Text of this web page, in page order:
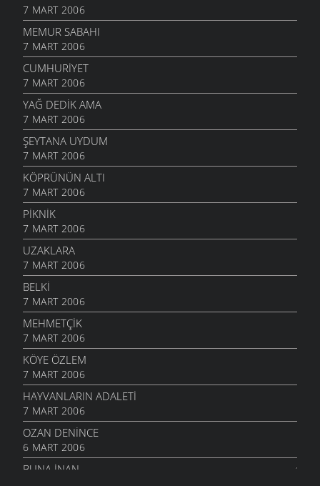
7 MART 2006
MEMUR SABAHI
7 MART 2006
CUMHURIYET
7 MART 2006
YAĞ DEDIK AMA
7 MART 2006
ŞEYTANA UYDUM
7 MART 2006
KÖPRÜNÜN ALTI
7 MART 2006
PIKNIK
7 MART 2006
UZAKLARA
7 MART 2006
BELKI
7 MART 2006
MEHMETÇIK
7 MART 2006
KÖYE ÖZLEM
7 MART 2006
HAYVANLARIN ADALETI
7 MART 2006
OZAN DENINCE
6 MART 2006
BUNA İNAN